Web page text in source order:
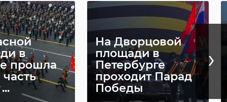
в
прошла
На Дворцовой
площади в
Петербурге
проходит Парад
Победы
›